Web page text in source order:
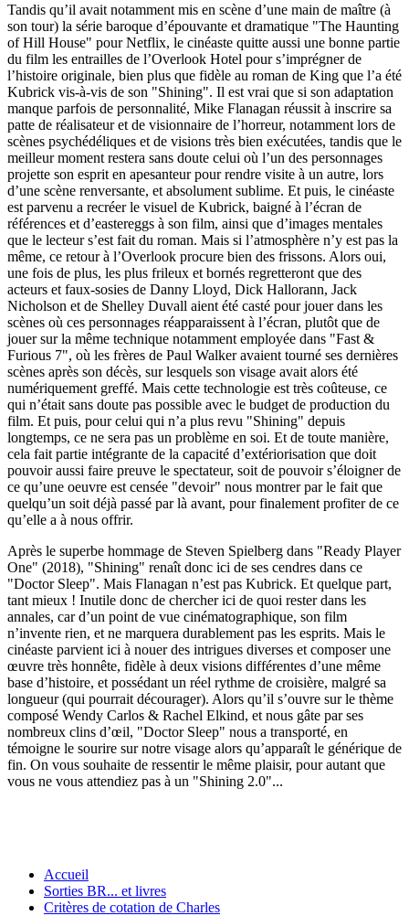
Tandis qu’il avait notamment mis en scène d’une main de maître (à
son tour) la série baroque d’épouvante et dramatique "The Haunting
of Hill House" pour Netflix, le cinéaste quitte aussi une bonne partie
du film les entrailles de l’Overlook Hotel pour s’imprégner de
l’histoire originale, bien plus que fidèle au roman de King que l’a été
Kubrick vis-à-vis de son "Shining". Il est vrai que si son adaptation
manque parfois de personnalité, Mike Flanagan réussit à inscrire sa
patte de réalisateur et de visionnaire de l’horreur, notamment lors de
scènes psychédéliques et de visions très bien exécutées, tandis que le
meilleur moment restera sans doute celui où l’un des personnages
projette son esprit en apesanteur pour rendre visite à un autre, lors
d’une scène renversante, et absolument sublime. Et puis, le cinéaste
est parvenu a recréer le visuel de Kubrick, baigné à l’écran de
références et d’eastereggs à son film, ainsi que d’images mentales
que le lecteur s’est fait du roman. Mais si l’atmosphère n’y est pas la
même, ce retour à l’Overlook procure bien des frissons. Alors oui,
une fois de plus, les plus frileux et bornés regretteront que des
acteurs et faux-sosies de Danny Lloyd, Dick Hallorann, Jack
Nicholson et de Shelley Duvall aient été casté pour jouer dans les
scènes où ces personnages réapparaissent à l’écran, plutôt que de
jouer sur la même technique notamment employée dans "Fast &
Furious 7", où les frères de Paul Walker avaient tourné ses dernières
scènes après son décès, sur lesquels son visage avait alors été
numériquement greffé. Mais cette technologie est très coûteuse, ce
qui n’était sans doute pas possible avec le budget de production du
film. Et puis, pour celui qui n’a plus revu "Shining" depuis
longtemps, ce ne sera pas un problème en soi. Et de toute manière,
cela fait partie intégrante de la capacité d’extériorisation que doit
pouvoir aussi faire preuve le spectateur, soit de pouvoir s’éloigner de
ce qu’une oeuvre est censée "devoir" nous montrer par le fait que
quelqu’un soit déjà passé par là avant, pour finalement profiter de ce
qu’elle a à nous offrir.
Après le superbe hommage de Steven Spielberg dans "Ready Player
One" (2018), "Shining" renaît donc ici de ses cendres dans ce
"Doctor Sleep". Mais Flanagan n’est pas Kubrick. Et quelque part,
tant mieux ! Inutile donc de chercher ici de quoi rester dans les
annales, car d’un point de vue cinématographique, son film
n’invente rien, et ne marquera durablement pas les esprits. Mais le
cinéaste parvient ici à nouer des intrigues diverses et composer une
œuvre très honnête, fidèle à deux visions différentes d’une même
base d’histoire, et possédant un réel rythme de croisière, malgré sa
longueur (qui pourrait décourager). Alors qu’il s’ouvre sur le thème
composé Wendy Carlos & Rachel Elkind, et nous gâte par ses
nombreux clins d’œil, "Doctor Sleep" nous a transporté, en
témoigne le sourire sur notre visage alors qu’apparaît le générique de
fin. On vous souhaite de ressentir le même plaisir, pour autant que
vous ne vous attendiez pas à un "Shining 2.0"...
Accueil
Sorties BR... et livres
Critères de cotation de Charles